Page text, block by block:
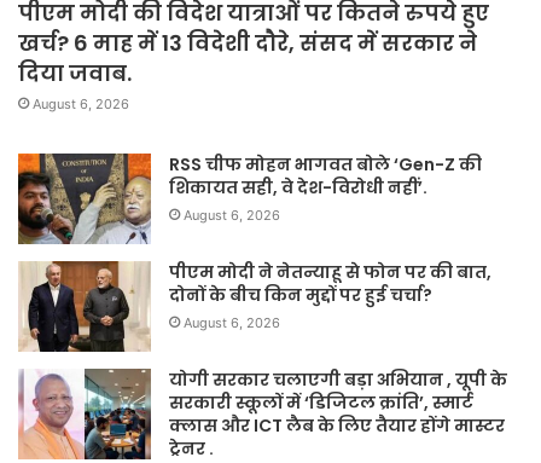
पीएम मोदी की विदेश यात्राओं पर कितने रुपये हुए
खर्च? 6 माह में 13 विदेशी दौरे, संसद में सरकार ने
दिया जवाब.
August 6, 2026
RSS चीफ मोहन भागवत बोले ‘Gen-Z की
शिकायत सही, वे देश-विरोधी नहीं’.
August 6, 2026
पीएम मोदी ने नेतन्याहू से फोन पर की बात,
दोनों के बीच किन मुद्दों पर हुई चर्चा?
August 6, 2026
योगी सरकार चलाएगी बड़ा अभियान , यूपी के
सरकारी स्कूलों में ‘डिजिटल क्रांति’, स्मार्ट
क्लास और ICT लैब के लिए तैयार होंगे मास्टर
ट्रेनर .